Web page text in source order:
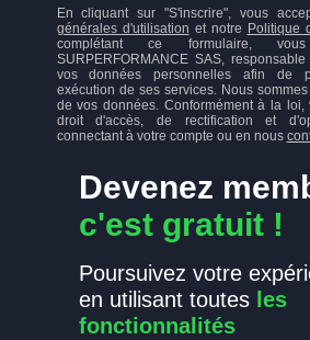
Devenez
c'est gratuit !
Poursuivez votre
en utilisant toutes les
fonctionnalités
En cliquant sur "S'inscrire", vous
générales d'utilisation et notre Politique
complétant ce formulaire,
SURPERFORMANCE SAS,
vos données personnelles afin de
exécution de ses services. Nous
de vos données. Conformément à la loi,
droit d'accès, de rectification et
connectant à votre compte ou en nous